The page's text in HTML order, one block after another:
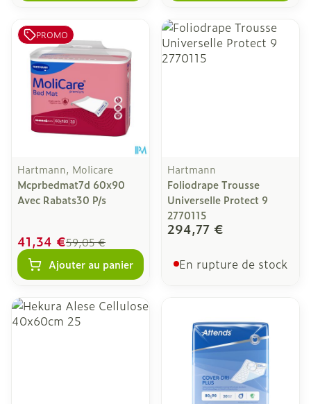
PROMO
Hartmann, Molicare
Mcprbedmat7d 60x90
Avec Rabats30 P/s
59,05 €
41,34 €
Ajouter au panier
Hartmann
Foliodrape Trousse
Universelle Protect 9
2770115
294,77 €
En rupture de stock